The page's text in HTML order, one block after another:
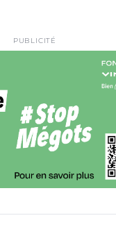
PUBLICITÉ